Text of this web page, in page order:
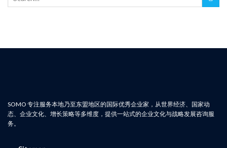
SOMO 专注服务本地乃至东盟地区的国际优秀企业家，从世界经济、国家动
态、企业文化、增长策略等多维度，提供一站式的企业文化与战略发展咨询服
务。